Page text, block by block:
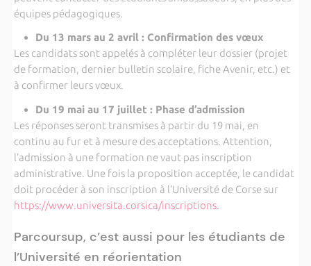
équipes pédagogiques.
Du 13 mars au 2 avril : Confirmation des vœux
Les candidats sont appelés à compléter leur dossier (projet
de formation, dernier bulletin scolaire, fiche Avenir, etc.) et
à confirmer leurs vœux.
Du 19 mai au 17 juillet : Phase d’admission
Les réponses seront transmises à partir du 19 mai, en
continu au fur et à mesure des acceptations. Attention,
l’admission à une formation ne vaut pas inscription
administrative. Une fois la proposition acceptée, le candidat
doit procéder à son inscription à l’Université de Corse sur
https://www.universita.corsica/inscriptions.
Parcoursup, c’est aussi pour les étudiants de
l’Université en réorientation